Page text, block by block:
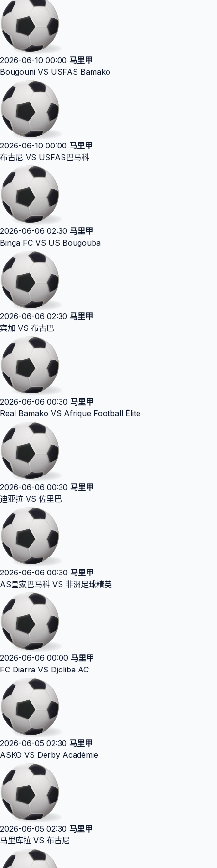
2026-06-10 00:00 马里甲
Bougouni VS USFAS Bamako
2026-06-10 00:00 马里甲
布古尼 VS USFAS巴马科
2026-06-06 02:30 马里甲
Binga FC VS US Bougouba
2026-06-06 02:30 马里甲
宾加 VS 布古巴
2026-06-06 00:30 马里甲
Real Bamako VS Afrique Football Élite
2026-06-06 00:30 马里甲
迪亚拉 VS 佐里巴
2026-06-06 00:30 马里甲
AS皇家巴马科 VS 非洲足球精英
2026-06-06 00:00 马里甲
FC Diarra VS Djoliba AC
2026-06-05 02:30 马里甲
ASKO VS Derby Académie
2026-06-05 02:30 马里甲
马里库拉 VS 布古尼